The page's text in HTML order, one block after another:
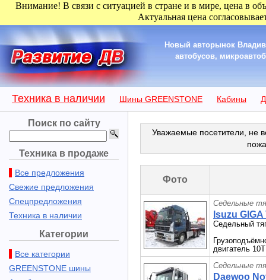
Внимание! В связи с ситуацией в стране и в мире, цена в
Актуальная цена
Новый авторынок
автобусов,
Техника в наличии Шины GREENSTONE Кабины
Поиск по сайту
Техника в продаже
Все предложения
Свежие предложения
Спецпредложения
Техника в наличии
Категории
Все категории
GREENSTONE шины
Уважаемые посетители, не
Фото
Седельные
Isuzu GIGA
Седельный
двигатель
Седельные
Daewoo